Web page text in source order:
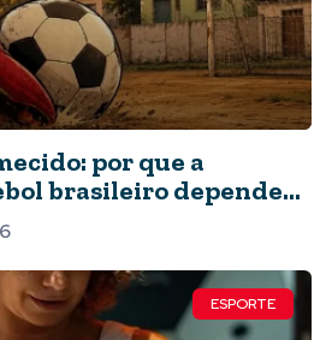
por que a
brasileiro depende
ESPORTE